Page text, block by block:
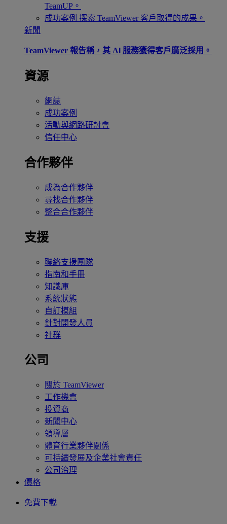
TeamUP。
成功案例 探索 TeamViewer 客戶取得的成果。
新聞
TeamViewer 報告稱，其 Al 服務獲得客戶廣泛採用。
資源
網誌
成功案例
活動與網路研討會
信任中心
合作夥伴
成為合作夥伴
尋找合作夥伴
整合合作夥伴
支援
聯絡支援團隊
指南和手冊
知識庫
系統狀態
自訂模組
針對開發人員
社群
公司
關於 TeamViewer
工作機會
投資商
新聞中心
領導層
體育行業夥伴關係
可持續發展及企業社會責任
公司治理
價格
免費下載